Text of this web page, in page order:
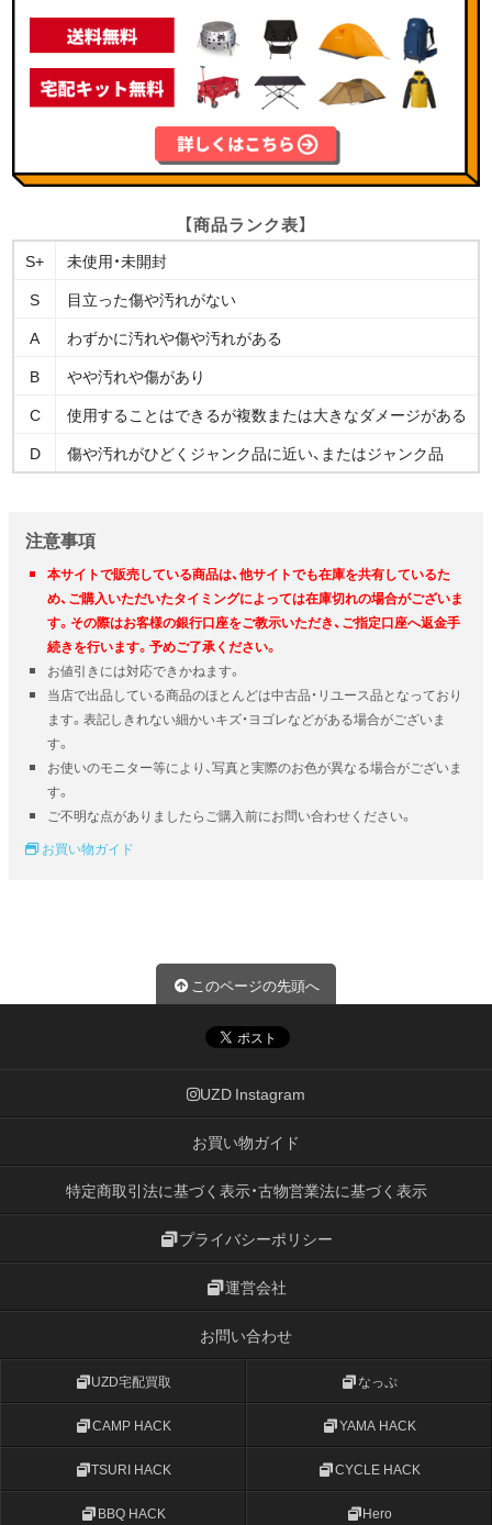
【商品ランク表】
S+
未使用・未開封
S
目立った傷や汚れがない
A
わずかに汚れや傷や汚れがある
B
やや汚れや傷があり
C
使用することはできるが複数または大きなダメージがある
D
傷や汚れがひどくジャンク品に近い、またはジャンク品
注意事項
本サイトで販売している商品は、他サイトでも在庫を共有しているた
め、ご購入いただいたタイミングによっては在庫切れの場合がございま
す。その際はお客様の銀行口座をご教示いただき、ご指定口座へ返金手
続きを行います。予めご了承ください。
お値引きには対応できかねます。
当店で出品している商品のほとんどは中古品・リユース品となっており
ます。表記しきれない細かいキズ・ヨゴレなどがある場合がございま
す。
お使いのモニター等により、写真と実際のお色が異なる場合がございま
す。
ご不明な点がありましたらご購入前にお問い合わせください。
お買い物ガイド
このページの先頭へ
UZD Instagram
お買い物ガイド
特定商取引法に基づく表示・古物営業法に基づく表示
プライバシーポリシー
運営会社
お問い合わせ
UZD宅配買取 なっぷ
CAMP HACK YAMA HACK
TSURI HACK CYCLE HACK
BBQ HACK Hero